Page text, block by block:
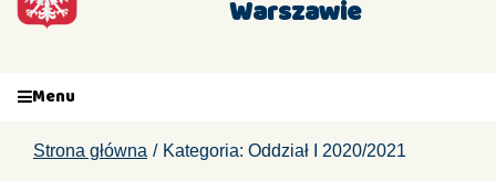
Warszawie
Menu
Strona główna Kategoria: Oddział I 2020/2021